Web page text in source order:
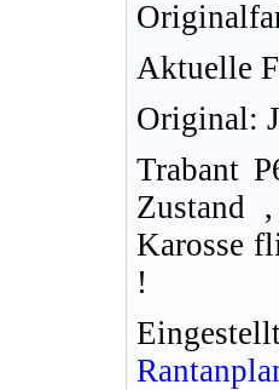
Aktuelle
Original:
Trabant
Zustand
Karosse
!